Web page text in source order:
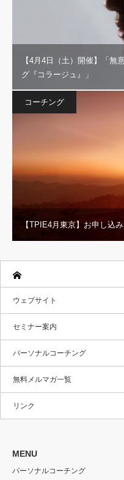
【4月4日（土）開催】「無
グ『コラージュ』」
コーチング
【TPIE4月東京】お申し込
ウェブサイト
セミナー案内
パーソナルコーチング
無料メルマガ一覧
リンク
MENU
パーソナルコーチング